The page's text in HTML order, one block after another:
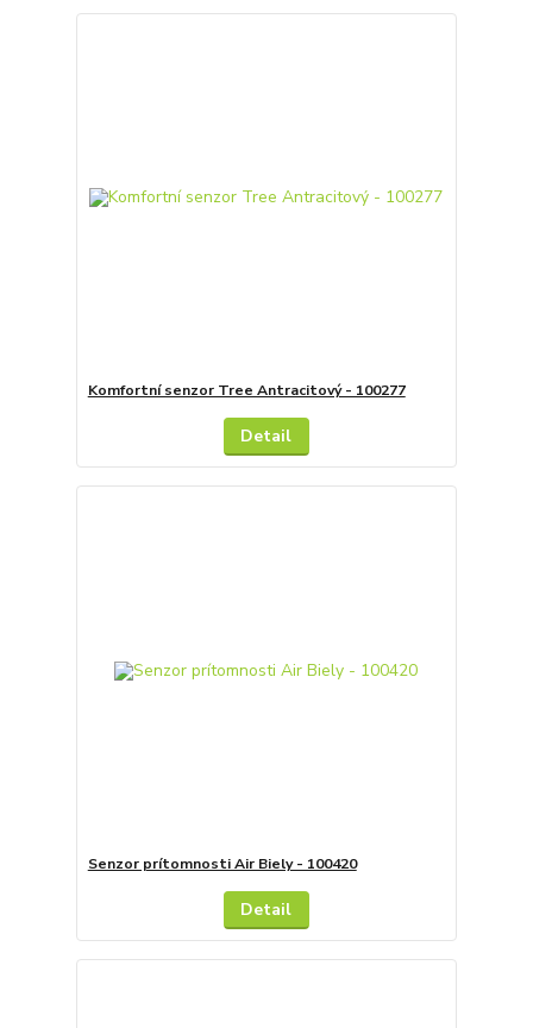
Komfortní senzor Tree Antracitový - 100277
Detail
Senzor prítomnosti Air Biely - 100420
Detail